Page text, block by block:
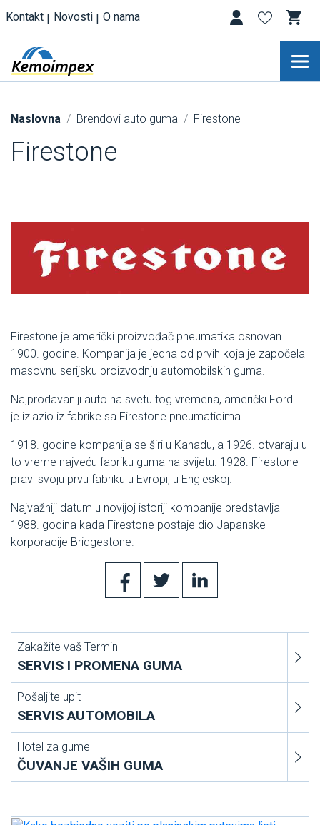
Kontakt Novosti O nama
Naslovna Brendovi auto guma Firestone
Firestone
Firestone je američki proizvođač pneumatika osnovan
1900. godine. Kompanija je jedna od prvih koja je započela
masovnu serijsku proizvodnju automobilskih guma.
Najprodavaniji auto na svetu tog vremena, američki Ford T
je izlazio iz fabrike sa Firestone pneumaticima.
1918. godine kompanija se širi u Kanadu, a 1926. otvaraju u
to vreme najveću fabriku guma na svijetu. 1928. Firestone
pravi svoju prvu fabriku u Evropi, u Engleskoj.
Najvažniji datum u novijoj istoriji kompanije predstavlja
1988. godina kada Firestone postaje dio Japanske
korporacije Bridgestone.
Zakažite vaš Termin
SERVIS I PROMENA GUMA
Pošaljite upit
SERVIS AUTOMOBILA
Hotel za gume
ČUVANJE VAŠIH GUMA